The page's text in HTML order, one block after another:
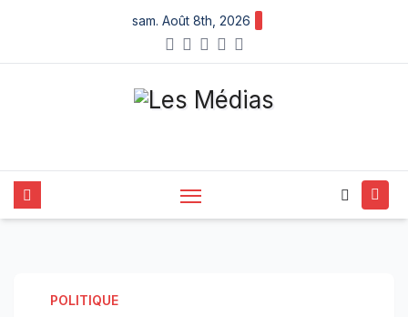
content
sam. Août 8th, 2026
POLITIQUE